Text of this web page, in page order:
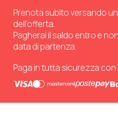
Prenota subito versando
dell’offerta.
Pagherai il saldo entro e
data di partenza.
Paga in tutta sicurezza con: